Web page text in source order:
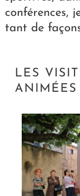
conférences,
tant de
LES
ANIMÉES